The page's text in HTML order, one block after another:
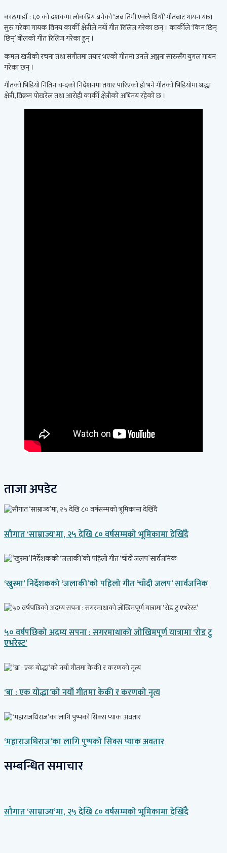
काठमाडौं : ६० को दशकमा लोकप्रिय बनेको ‘जब तिमी एक्लै थियौं’ गीतबाट गायन यात्रा
सुरु गरेका गायक विनय कार्की क्षेत्रीले नयाँ गीत रिलिज गरेका छन् । कार्कीले ‘किन छिन्
छिन्’ बोलको गीत रिलिज गरेका हुन् ।
कमल खत्रीको रचना तथा संगीतमा तयार भएको गीतमा उनले अञ्जना सारुसँग युगल गायन
गरेका छन् ।
गीतको भिडियो नितिन चन्दको निर्देशनमा तयार पारिएको हो भने गीतको भिडियोमा श्रद्धा
क्षेत्री, विक्रम पोखरेल तथा आरोही कार्की क्षेत्रीको अभिनय रहेको छ ।
ताजा अपडेट
सौगात ‘साम्राज्य’मा, २५ देखि ८० वर्षसम्मको भूमिकामा देखिँदै
‘खुस्मा’ निर्देशकको ‘जलाकी’को पहिलो गीत ‘चाँदी जलप’ सार्वजनिक
५० वर्षपछिको अदम्य सपना : सगरमाथाको जोखिमपूर्ण यात्रामा ‘रोड टु
एभरेस्ट’
‘बा : एक योद्धा’को नयाँ गीतमा केकी र करणको नृत्य
‘महाराजधिराज’का लागि पुष्पको सिक्स प्याक अवतार
सम्बन्धित समाचार
सौगात ‘साम्राज्य’मा, २५ देखि ८० वर्षसम्मको भूमिकामा देखिँदै